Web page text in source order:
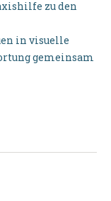
zu den
in visuelle
gemeinsam